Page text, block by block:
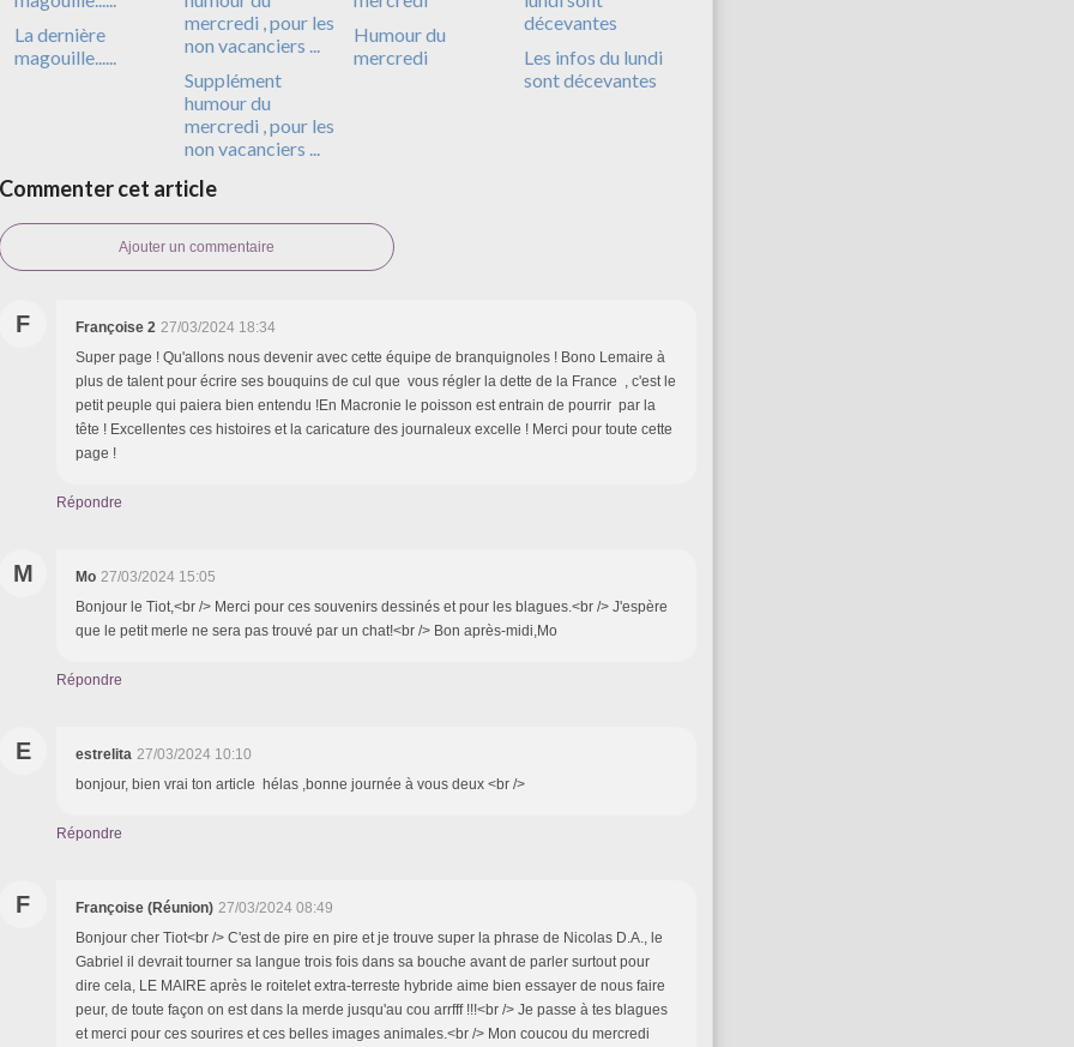
La dernière
magouille......
Supplément
humour du
mercredi , pour les
non vacanciers ...
Humour du
mercredi
Les infos du lundi
sont décevantes
Commenter cet article
Ajouter un commentaire
F Françoise 2 27/03/2024 18:34
Super page ! Qu'allons nous devenir avec cette équipe de branquignoles ! Bono Lemaire à
plus de talent pour écrire ses bouquins de cul que vous régler la dette de la France , c'est le
petit peuple qui paiera bien entendu !En Macronie le poisson est entrain de pourrir par la
tête ! Excellentes ces histoires et la caricature des journaleux excelle ! Merci pour toute cette
page !
Répondre
M Mo 27/03/2024 15:05
Bonjour le Tiot,<br /> Merci pour ces souvenirs dessinés et pour les blagues.<br /> J'espère
que le petit merle ne sera pas trouvé par un chat!<br /> Bon après-midi,Mo
Répondre
E estrelita 27/03/2024 10:10
bonjour, bien vrai ton article hélas ,bonne journée à vous deux <br />
Répondre
F Françoise (Réunion) 27/03/2024 08:49
Bonjour cher Tiot<br /> C'est de pire en pire et je trouve super la phrase de Nicolas D.A., le
Gabriel il devrait tourner sa langue trois fois dans sa bouche avant de parler surtout pour
dire cela, LE MAIRE après le roitelet extra-terreste hybride aime bien essayer de nous faire
peur, de toute façon on est dans la merde jusqu'au cou arrfff !!!<br /> Je passe à tes blagues
et merci pour ces sourires et ces belles images animales.<br /> Mon coucou du mercredi